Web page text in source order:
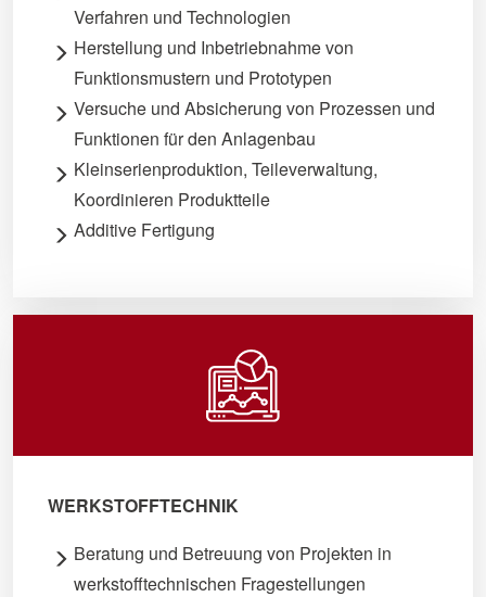
Verfahren und Technologien
Herstellung und Inbetriebnahme von
Funktionsmustern und Prototypen
Versuche und Absicherung von Prozessen und
Funktionen für den Anlagenbau
Kleinserienproduktion, Teileverwaltung,
Koordinieren Produktteile
Additive Fertigung
WERKSTOFFTECHNIK
Beratung und Betreuung von Projekten in
werkstofftechnischen Fragestellungen